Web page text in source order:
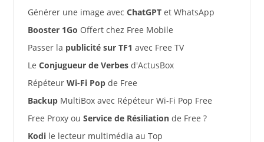
Générer une image avec ChatGPTet WhatsApp
Booster 1Go Offert chez Free Mobile
Passer la publicité sur TF1 avec Free TV
Le Conjugueur de Verbesd'ActusBox
Répéteur Wi-Fi Popde Free
BackupMultiBox avec Répéteur Wi-Fi Pop Free
Free Proxy ou Service de Résiliationde Free ?
Kodile lecteur multimédia au Top